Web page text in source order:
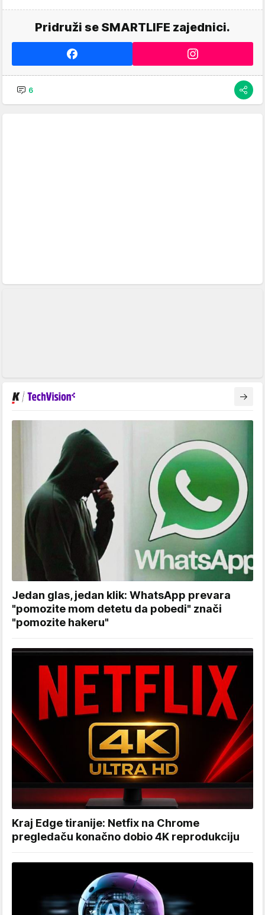
Pridruži se SMARTLIFE zajednici.
6
Jedan glas, jedan klik: WhatsApp prevara
"pomozite mom detetu da pobedi" znači
"pomozite hakeru"
Kraj Edge tiranije: Netfix na Chrome
pregledaču konačno dobio 4K reprodukciju